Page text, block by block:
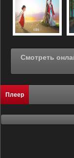
Смотреть онлайн Асы и маленькая Ляндан
Плеер